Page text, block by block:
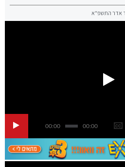
אדר התשפ"א
00:00 00:00